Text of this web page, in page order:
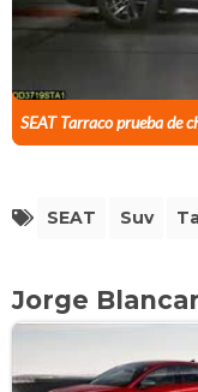
SEAT Tarraco prueba de
SEAT Suv
Jorge